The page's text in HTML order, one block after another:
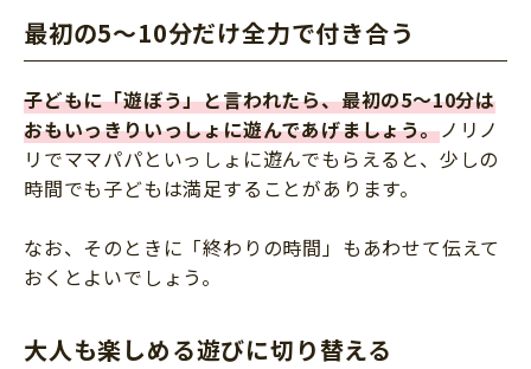
最初の5～10分だけ全力で付き合う
子どもに「遊ぼう」と言われたら、最初の5～10分は
おもいっきりいっしょに遊んであげましょう。ノリノ
リでママパパといっしょに遊んでもらえると、少しの
時間でも子どもは満足することがあります。
なお、そのときに「終わりの時間」もあわせて伝えて
おくとよいでしょう。
大人も楽しめる遊びに切り替える